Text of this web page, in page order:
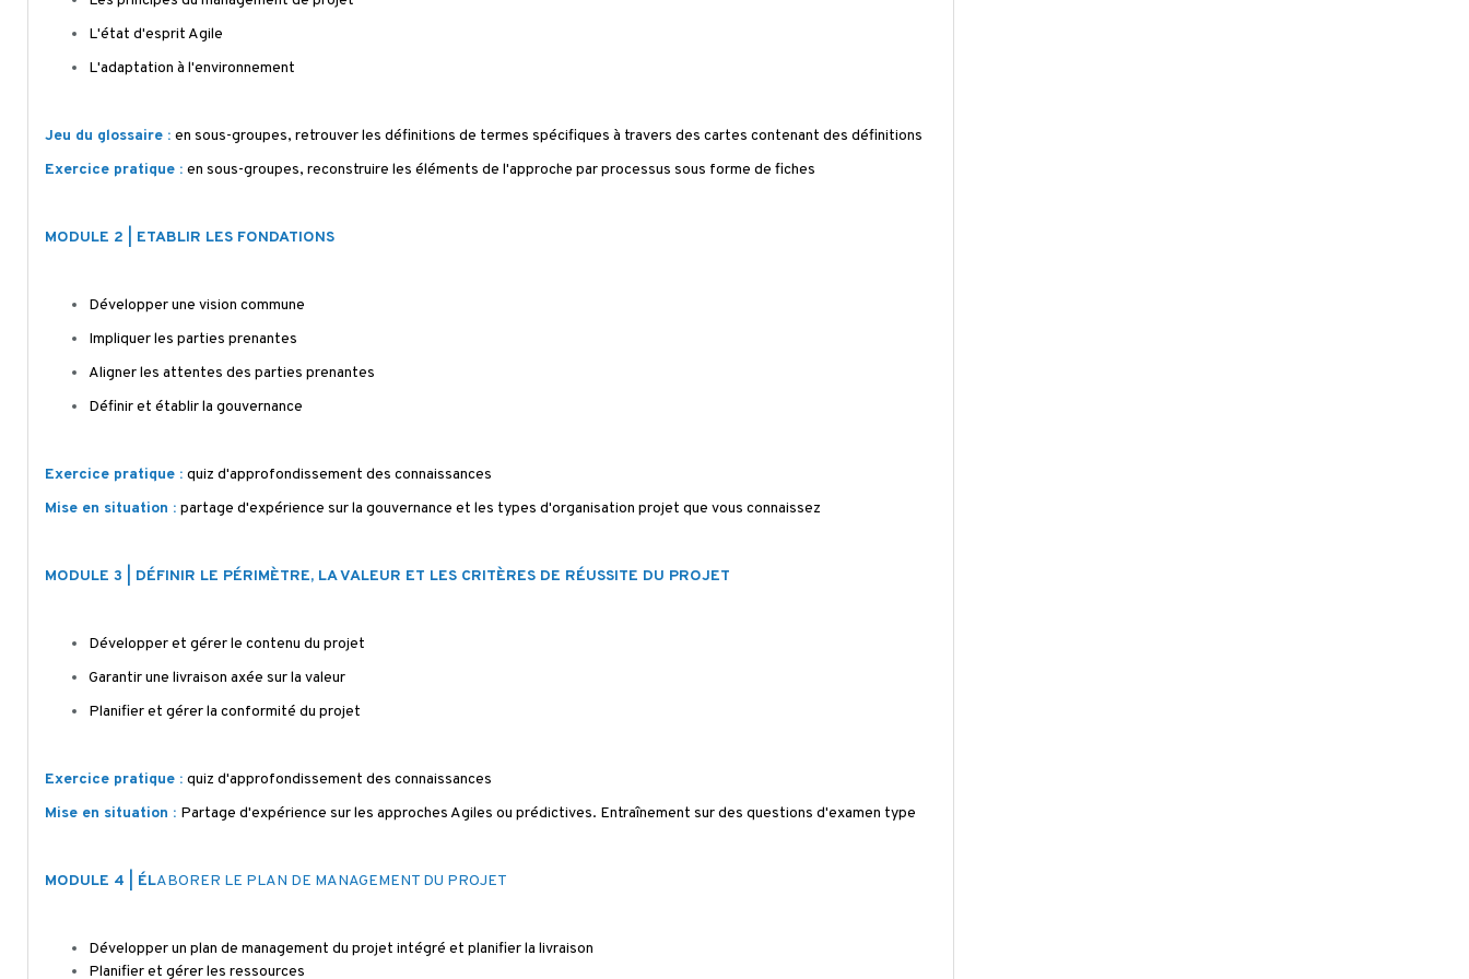
L'état d'esprit Agile
L'adaptation à l'environnement
Jeu du glossaire : en sous-groupes, retrouver les définitions de termes spécifiques à travers des cartes contenant des définitions
Exercice pratique : en sous-groupes, reconstruire les éléments de l'approche par processus sous forme de fiches
MODULE 2 | ETABLIR LES FONDATIONS
Développer une vision commune
Impliquer les parties prenantes
Aligner les attentes des parties prenantes
Définir et établir la gouvernance
Exercice pratique : quiz d'approfondissement des connaissances
Mise en situation : partage d'expérience sur la gouvernance et les types d'organisation projet que vous connaissez
MODULE 3 | DÉFINIR LE PÉRIMÈTRE, LA VALEUR ET LES CRITÈRES DE RÉUSSITE DU PROJET
Développer et gérer le contenu du projet
Garantir une livraison axée sur la valeur
Planifier et gérer la conformité du projet
Exercice pratique : quiz d'approfondissement des connaissances
Mise en situation : Partage d'expérience sur les approches Agiles ou prédictives. Entraînement sur des questions d'examen type
MODULE 4 | ÉLABORER LE PLAN DE MANAGEMENT DU PROJET
Développer un plan de management du projet intégré et planifier la livraison
Planifier et gérer les ressources